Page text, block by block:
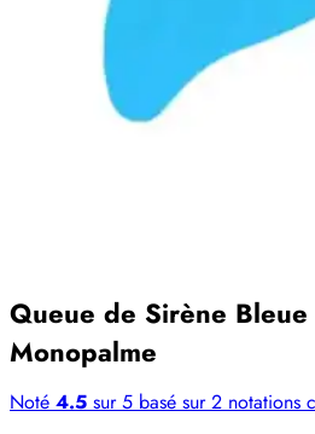
Queue de Sirène
Monopalme
Noté 4.5 sur 5 basé sur2 notations